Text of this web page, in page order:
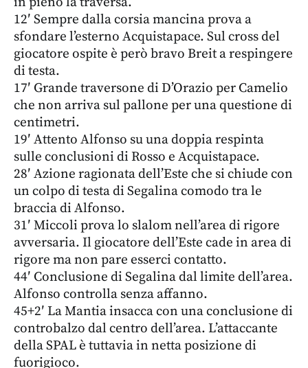
12′ Sempre dalla corsia mancina prova a
sfondare l’esterno Acquistapace. Sul cross del
giocatore ospite è però bravo Breit a respingere
di testa.
17′ Grande traversone di D’Orazio per Camelio
che non arriva sul pallone per una questione di
centimetri.
19′ Attento Alfonso su una doppia respinta
sulle conclusioni di Rosso e Acquistapace.
28′ Azione ragionata dell’Este che si chiude con
un colpo di testa di Segalina comodo tra le
braccia di Alfonso.
31′ Miccoli prova lo slalom nell’area di rigore
avversaria. Il giocatore dell’Este cade in area di
rigore ma non pare esserci contatto.
44′ Conclusione di Segalina dal limite dell’area.
Alfonso controlla senza affanno.
45+2′ La Mantia insacca con una conclusione di
controbalzo dal centro dell’area. L’attaccante
della SPAL è tuttavia in netta posizione di
fuorigioco.